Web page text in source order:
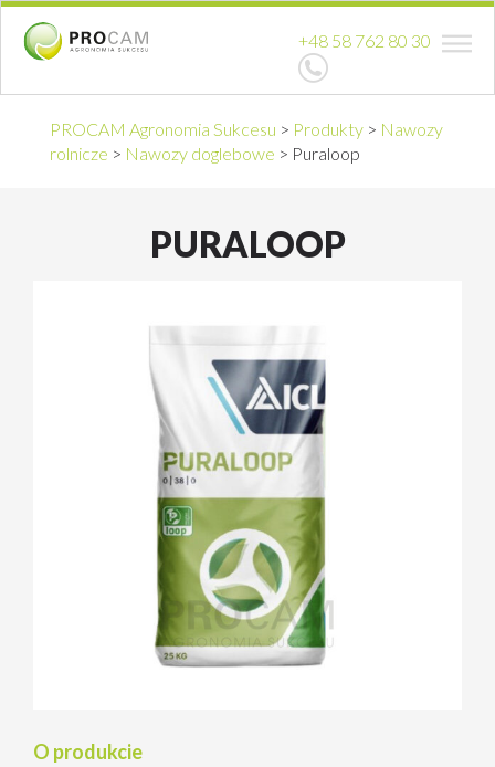
+48 58 762 80 30
PROCAM Agronomia Sukcesu > Produkty > Nawozy
rolnicze > Nawozy doglebowe > Puraloop
PURALOOP
O produkcie